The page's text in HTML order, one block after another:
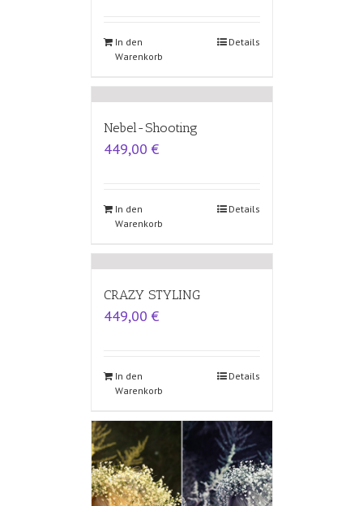
In den
Warenkorb
Details
Nebel-Shooting
449,00 €
In den
Warenkorb
Details
CRAZY STYLING
449,00 €
In den
Warenkorb
Details